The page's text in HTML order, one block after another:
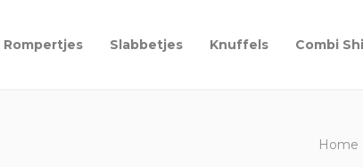
Rompertjes Slabbetjes Knuffels Combi
Home